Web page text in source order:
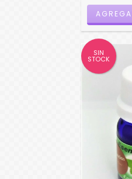
SIN
STOCK